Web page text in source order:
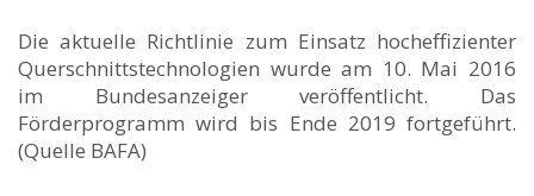
Die aktuelle Richtlinie zum Einsatz hocheffizienter
Querschnittstechnologien wurde am 10. Mai 2016
im Bundesanzeiger veröffentlicht. Das
Förderprogramm wird bis Ende 2019 fortgeführt.
(Quelle BAFA)